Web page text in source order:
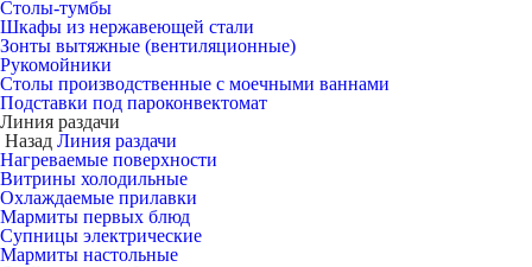
Столы-тумбы
Шкафы из нержавеющей стали
Зонты вытяжные (вентиляционные)
Рукомойники
Столы производственные с моечными ваннами
Подставки под пароконвектомат
Линия раздачи
Назад Линия раздачи
Нагреваемые поверхности
Витрины холодильные
Охлаждаемые прилавки
Мармиты первых блюд
Супницы электрические
Мармиты настольные